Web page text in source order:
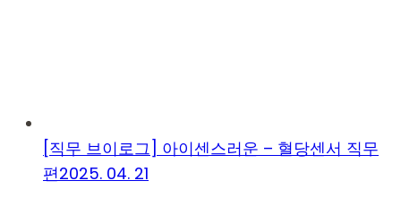
[직무 브이로그] 아이센스러운 – 혈당센서 직무
편2025. 04. 21